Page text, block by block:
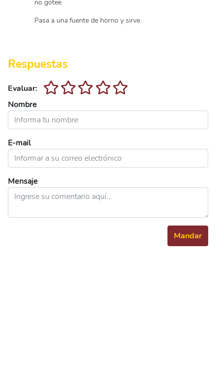
no gotee.
Pasa a una fuente de horno y sirve.
Respuestas
Evaluar:
Nombre
E-mail
Mensaje
Mandar